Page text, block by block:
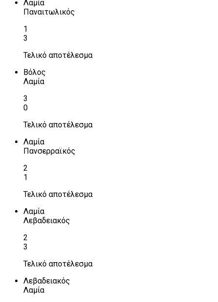
Λαμία
Παναιτωλικός
1
3
Τελικό αποτέλεσμα
Βόλος
Λαμία
3
0
Τελικό αποτέλεσμα
Λαμία
Πανσερραϊκός
2
1
Τελικό αποτέλεσμα
Λαμία
Λεβαδειακός
2
3
Τελικό αποτέλεσμα
Λεβαδειακός
Λαμία